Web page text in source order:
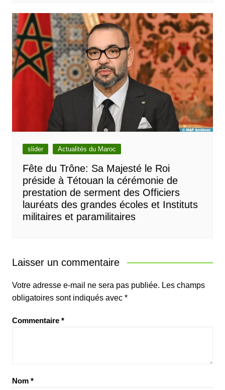
slider Actualités du Maroc
Fête du Trône: Sa Majesté le Roi
préside à Tétouan la cérémonie de
prestation de serment des Officiers
lauréats des grandes écoles et Instituts
militaires et paramilitaires
Laisser un commentaire
Votre adresse e-mail ne sera pas publiée. Les champs
obligatoires sont indiqués avec *
Commentaire *
Nom *